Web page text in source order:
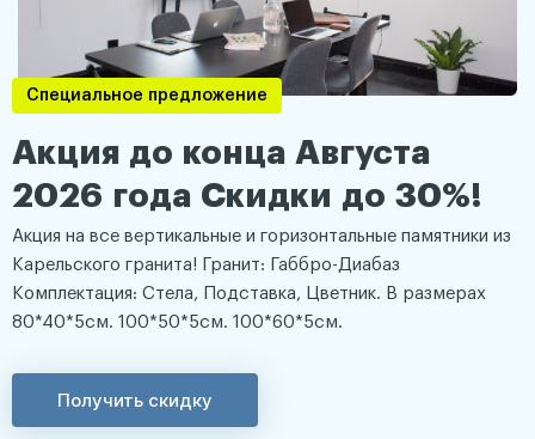
Специальное предложение
Акция до конца Августа
2026 года Скидки до 30%!
Акция на все вертикальные и горизонтальные памятники из
Карельского гранита! Гранит: Габбро-Диабаз
Комплектация: Стела, Подставка, Цветник. В размерах
80*40*5см. 100*50*5см. 100*60*5см.
Получить скидку